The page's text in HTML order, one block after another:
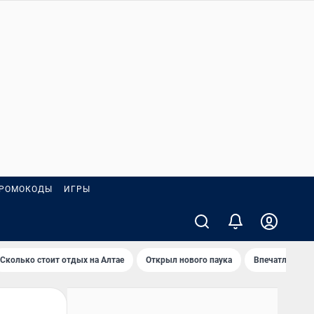
ИГРЫ
Сколько стоит отдых на Алтае Открыл нового паука Впечатления